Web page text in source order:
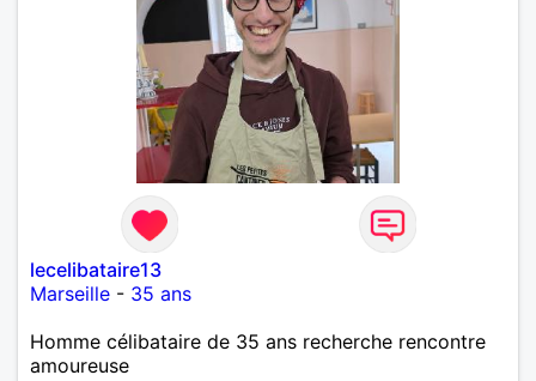
lecelibataire13
Marseille - 35 ans
Homme célibataire de 35 ans recherche rencontre
amoureuse